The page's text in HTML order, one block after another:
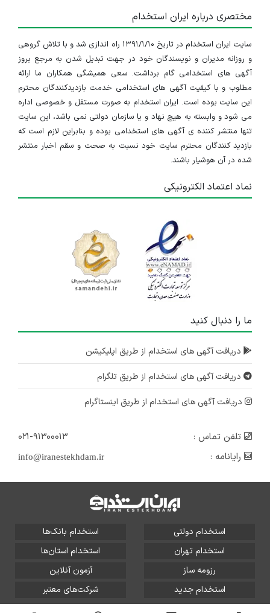
مختصری درباره ایران استخدام
سایت ایران استخدام در تاریخ ۱۳۹۱/۱/۱۰ راه اندازی شد و با تلاش گروهی
و روزانه مدیران و نویسندگان خود در جهت تبدیل شدن به مرجع بروز
آگهی های استخدامی گام برداشت. سعی همیشگی همکاران ما ارائه
مطلوب و با کیفیت آگهی های استخدامی خدمت بازدیدکنندگان محترم
این سایت بوده است. ایران استخدام به صورت مستقل و خصوصی اداره
می شود و وابسته به هیچ نهاد و یا سازمان دولتی نمی باشد، این سایت
تنها منتشر کننده ی آگهی های استخدامی بوده و بنابراین لازم است که
بازدید کنندگان محترم سایت خود نسبت به صحت و سقم اخبار منتشر
شده در آن هوشیار باشند.
نماد اعتماد الکترونیکی
ما را دنبال کنید
دریافت آگهی های استخدام از طریق اپلیکیشن
دریافت آگهی های استخدام از طریق تلگرام
دریافت آگهی های استخدام از طریق اینستاگرام
تلفن تماس :
۰۲۱-۹۱۳۰۰۰۱۳
رایانامه :
info@iranestekhdam.ir
استخدام دولتی
استخدام بانک‌ها
استخدام تهران
استخدام استان‌ها
رزومه ساز
آزمون آنلاین
استخدام جدید
شرکت‌های معتبر